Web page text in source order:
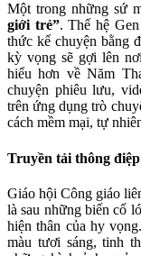
Một trong những sứ
giới trẻ”. Thế hệ
thức kể chuyện bằng
kỳ vọng sẽ gợi lên
hiểu hơn về Năm
chuyện phiêu lưu,
trên ứng dụng trò
cách mềm mại, tự
Truyền tải thông
Giáo hội Công giáo
là sau những biến cố
hiện thân của hy
màu tươi sáng, tinh